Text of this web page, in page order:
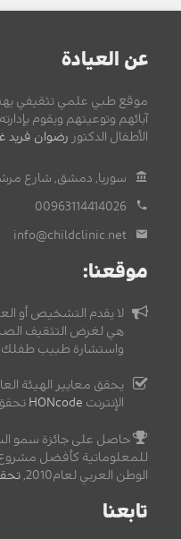
عن العيادة
موقع طبي علمي تثقيفي
آبائهم وتوعيتهم ويقوم
الأطفال الدكتور رضوان فريد
سوريا, دمشق, شارع
00963114414026
info@childclinic.net
موقعنا:
لا يقدم التشخيص أو
هي لغرض التثقيف
واستشارة طبيب طفلك.
يحقق معايير الهيئة
الإنترنت HONcode
حاصل على جائزة سمو
للمعلوماتية كأفضل
الوطن العربي لعام2010,
تابعنا